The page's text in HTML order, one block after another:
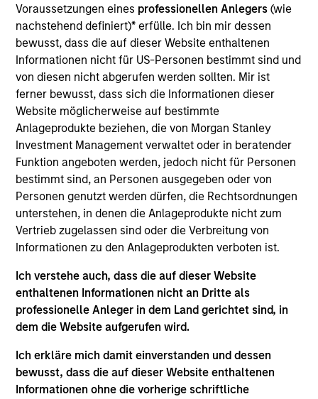
Voraussetzungen eines professionellen Anlegers(wie
nachstehend definiert)* erfülle. Ich bin mir dessen
bewusst, dass die auf dieser Website enthaltenen
Informationen nicht für US-Personen bestimmt sind und
von diesen nicht abgerufen werden sollten. Mir ist
ferner bewusst, dass sich die Informationen dieser
Website möglicherweise auf bestimmte
Anlageprodukte beziehen, die von Morgan Stanley
Investment Management verwaltet oder in beratender
Funktion angeboten werden, jedoch nicht für Personen
bestimmt sind, an Personen ausgegeben oder von
Personen genutzt werden dürfen, die Rechtsordnungen
unterstehen, in denen die Anlageprodukte nicht zum
Vertrieb zugelassen sind oder die Verbreitung von
Informationen zu den Anlageprodukten verboten ist.
Ich verstehe auch, dass die auf dieser Website
enthaltenen Informationen nicht an Dritte als
professionelle Anleger in dem Land gerichtet sind, in
dem die Website aufgerufen wird.
Ich erkläre mich damit einverstanden und dessen
bewusst, dass die auf dieser Website enthaltenen
Informationen ohne die vorherige schriftliche
Gonzalo Limones is a Vice President at Morgan
Stanley and is a member of the Morgan Stanley
Private Credit team, where he focuses on
originating and underwriting investment
opportunities. Mr. Limones joined Morgan Stanley in
2014 and has over eight years of relevant industry
experience. Prior to joining the Private Credit team,
Mr. Limones spent five years in the firm's
Investment Banking Division, with stints in both the
Madrid and New York offices, where he executed
deals for Spanish and LatAm corporates. Mr.
Limones holds an Integrated Master's degree in
Industrial Engineering from Universidad Pontificia
Team Insights